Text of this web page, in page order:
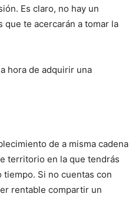
Es claro, no hay un
te acercarán a tomar la
hora de adquirir una
de a misma cadena
territorio en la que tendrás
Si no cuentas con
rentable compartir un